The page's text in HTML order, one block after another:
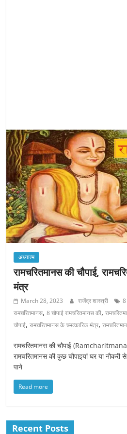
अध्यात्म
रामचरितमानस की चौपाई,
मंत्र
March 28, 2023 राजेंद्र शास्त्री 8
रामचरितमानस,8 चौपाई रामचरितमानस की,
चौपाई,रामचरितमानस के चमत्कारिक मंत्र,
रामचरितमानस की चौपाई
रामचरितमानस की कुछ चौपाइयां घर या
पाने
Read more
Recent Posts